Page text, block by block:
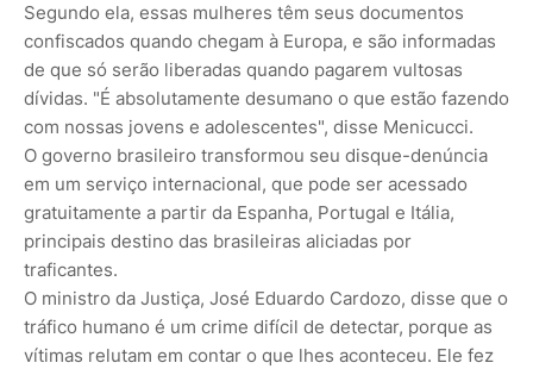
Segundo ela, essas mulheres têm seus documentos
confiscados quando chegam à Europa, e são informadas
de que só serão liberadas quando pagarem vultosas
dívidas. "É absolutamente desumano o que estão fazendo
com nossas jovens e adolescentes", disse Menicucci.
O governo brasileiro transformou seu disque-denúncia
em um serviço internacional, que pode ser acessado
gratuitamente a partir da Espanha, Portugal e Itália,
principais destino das brasileiras aliciadas por
traficantes.
O ministro da Justiça, José Eduardo Cardozo, disse que o
tráfico humano é um crime difícil de detectar, porque as
vítimas relutam em contar o que lhes aconteceu. Ele fez